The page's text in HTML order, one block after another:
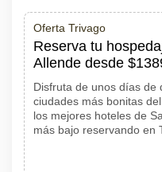
Oferta Trivago
Reserva tu
Allende desde
Disfruta de unos días de
ciudades más bonitas
los mejores hoteles de
más bajo reservando en